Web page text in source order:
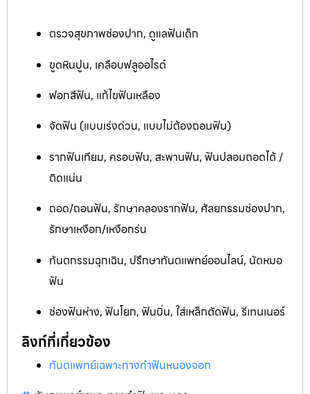
ตรวจสุขภาพช่องปาก, ดูแลฟันเด็ก
ขูดหินปูน, เคลือบฟลูออไรด์
ฟอกสีฟัน, แก้ไขฟันเหลือง
จัดฟัน (แบบเร่งด่วน, แบบไม่ต้องถอนฟัน)
รากฟันเทียม, ครอบฟัน, สะพานฟัน, ฟันปลอมถอดได้ /
ติดแน่น
ถอด/ถอนฟัน, รักษาคลองรากฟัน, ศัลยกรรมช่องปาก,
รักษาเหงือก/เหงือกร่น
ทันตกรรมฉุกเฉิน, ปรึกษาทันตแพทย์ออนไลน์, นัดหมอ
ฟัน
ช่องฟันห่าง, ฟันโยก, ฟันบิ่น, ใส่เหล็กดัดฟัน, รีเทนเนอร์
ลิงก์ที่เกี่ยวข้อง
ทันตแพทย์เฉพาะทางทำฟันหนองจอก